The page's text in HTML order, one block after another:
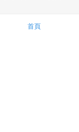
首頁